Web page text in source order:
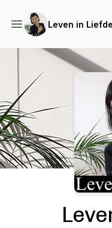
Leven in Liefde
Podcast Background